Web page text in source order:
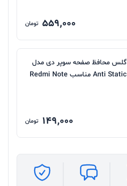
559,000 تومان
گلس محافظ صفحه سوپر دی مدل
Anti Static مناسب Redmi Note
149,000 تومان